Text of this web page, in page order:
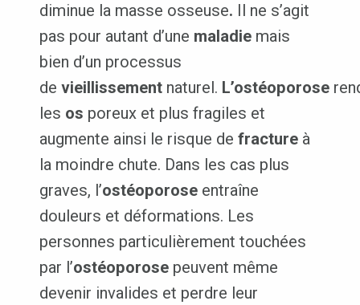
diminue la masse osseuse. Il ne s’agit
pas pour autant d’une maladie mais
bien d’un processus
de vieillissementnaturel. L’ostéoporose
les os poreux et plus fragiles et
augmente ainsi le risque de fractureà
la moindre chute. Dans les cas plus
graves, l’ostéoporose entraîne
douleurs et déformations. Les
personnes particulièrement touchées
par l’ostéoporose peuvent même
devenir invalides et perdre leur